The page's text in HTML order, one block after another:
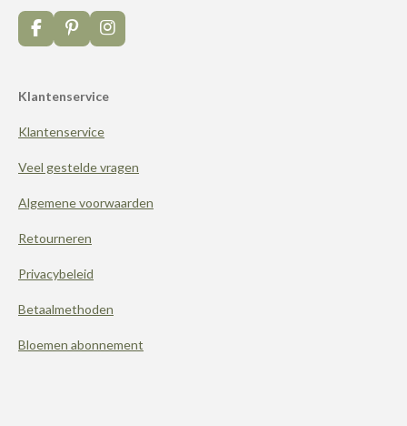
F
a
b
o
P
i
e
e
t
I
n
a
m
Klantenservice
Klantenservice
Veel gestelde vragen
Algemene voorwaarden
Retourneren
Privacybeleid
Betaalmethoden
Bloemen abonnement